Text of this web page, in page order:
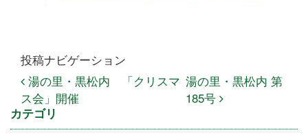
投稿ナビゲーション
湯の里・黒松内 「クリスマ
ス会」開催
湯の里・黒松内 第
185号
カテゴリ